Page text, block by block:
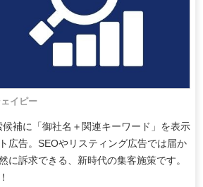
イピー
補に「御社名＋関連キーワード」を表示
広告。SEOやリスティング広告では届か
に訴求できる、新時代の集客施策です。